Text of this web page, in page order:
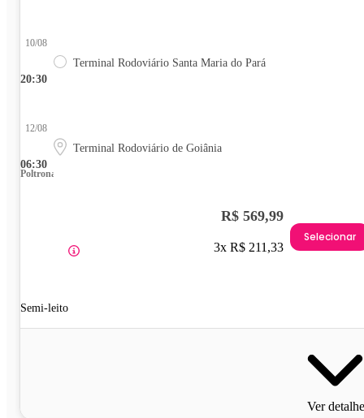
20:30
10/08
Terminal Rodoviário Santa Maria do Pará
06:30
12/08
Terminal Rodoviário de Goiânia
Poltrona
Semi-leito
R$ 569,99
3x R$ 211,33
Selecionar
Ver